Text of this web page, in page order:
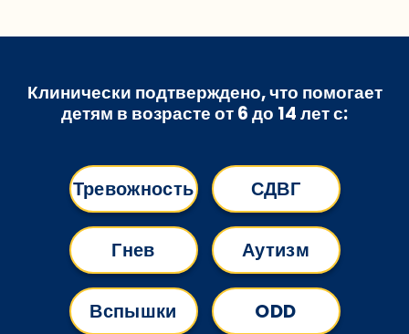
Клинически подтверждено, что помогает
детям в возрасте от 6 до 14 летс:
Тревожность СДВГ
Гнев Аутизм
Вспышки ODD